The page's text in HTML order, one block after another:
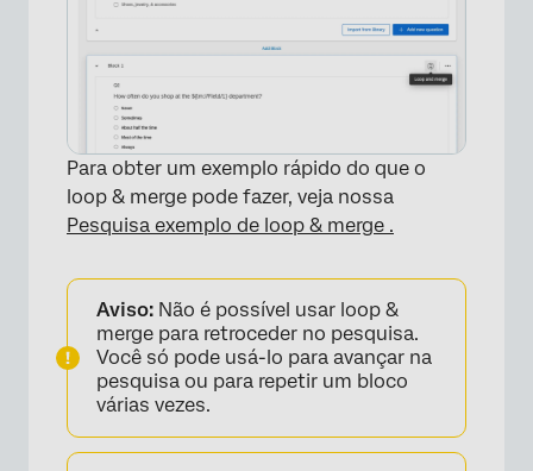
Para obter um exemplo rápido do que o
loop & merge pode fazer, veja nossa
Pesquisa exemplo de loop & merge .
Aviso: Não é possível usar loop &
merge para retroceder no pesquisa.
Você só pode usá-lo para avançar na
pesquisa ou para repetir um bloco
várias vezes.